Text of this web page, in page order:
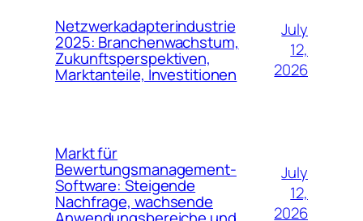
Netzwerkadapterindustrie
2025: Branchenwachstum,
Zukunftsperspektiven,
Marktanteile, Investitionen
July
12,
2026
Markt für
Bewertungsmanagement-
Software: Steigende
Nachfrage, wachsende
July
12,
2026